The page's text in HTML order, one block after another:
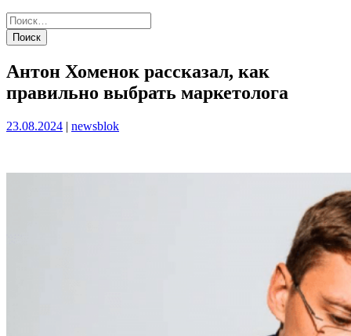
Антон Хоменок рассказал, как
правильно выбрать маркетолога
Опубликовано
23.08.2024 | Опубликовано
newsblok